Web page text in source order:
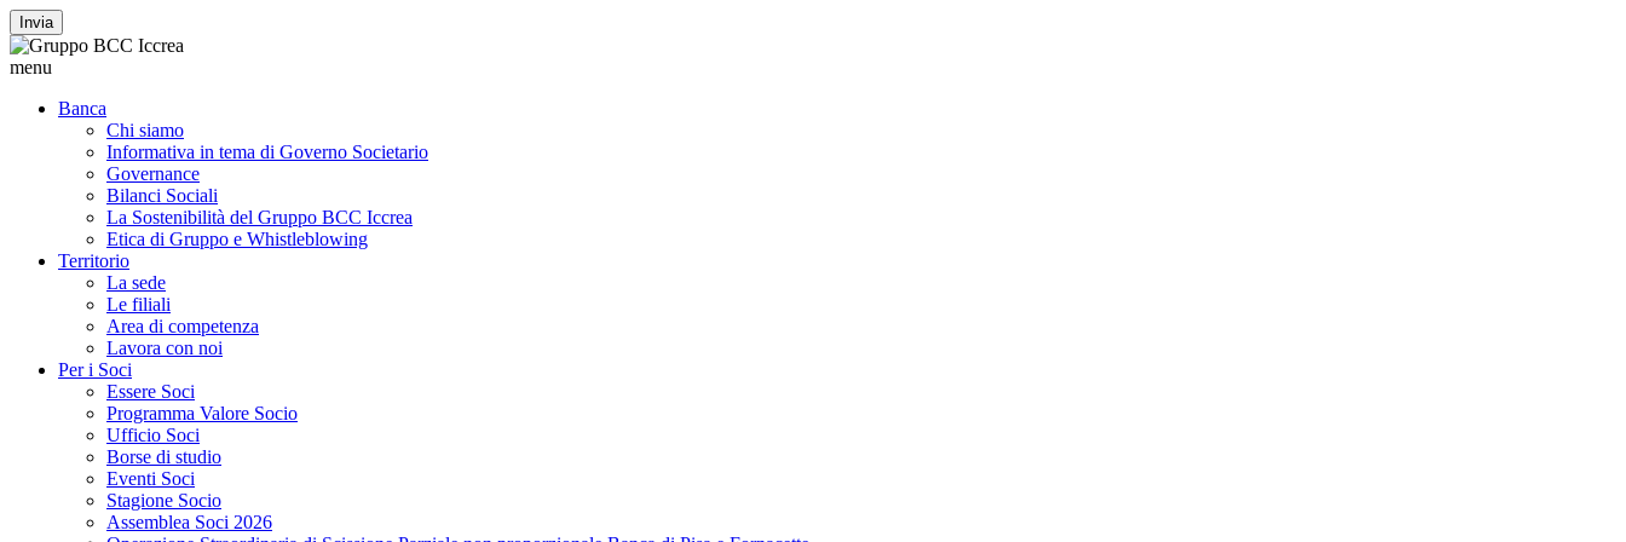
Invia
menu
Banca
Chi siamo
Informativa in tema di Governo Societario
Governance
Bilanci Sociali
La Sostenibilità del Gruppo BCC Iccrea
Etica di Gruppo e Whistleblowing
Territorio
La sede
Le filiali
Area di competenza
Lavora con noi
Per i Soci
Essere Soci
Programma Valore Socio
Ufficio Soci
Borse di studio
Eventi Soci
Stagione Socio
Assemblea Soci 2026